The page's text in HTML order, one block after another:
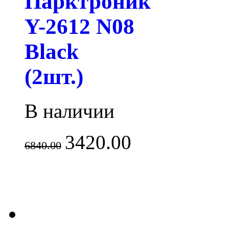
Y-2612 N08
Black
(2шт.)
В наличии
6840.00 3420.00